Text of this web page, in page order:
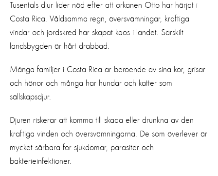
Tusentals djur lider nöd efter att orkanen Otto har härjat i
Costa Rica. Våldsamma regn, översvämningar, kraftiga
vindar och jordskred har skapat kaos i landet. Särskilt
landsbygden är hårt drabbad.
Många familjer i Costa Rica är beroende av sina kor, grisar
och hönor och många har hundar och katter som
sällskapsdjur.
Djuren riskerar att komma till skada eller drunkna av den
kraftiga vinden och översvämningarna. De som överlever är
mycket sårbara för sjukdomar, parasiter och
bakterieinfektioner.